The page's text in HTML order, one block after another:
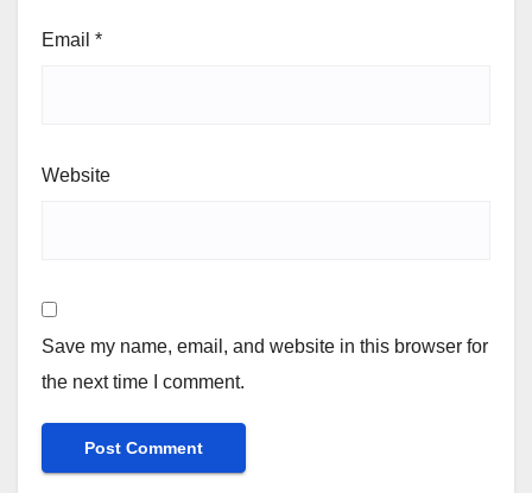
Email *
Website
Save my name, email, and website in this browser for
the next time I comment.